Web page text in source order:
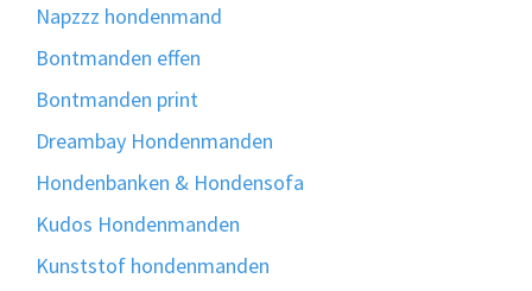
Napzzz hondenmand
Bontmanden effen
Bontmanden print
Dreambay Hondenmanden
Hondenbanken & Hondensofa
Kudos Hondenmanden
Kunststof hondenmanden